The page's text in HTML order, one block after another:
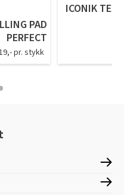
PAD
PERFECT
pr. stykk
ICONIK